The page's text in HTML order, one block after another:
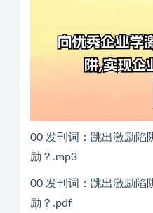
00 发刊词：跳出激励陷
励？.mp3
00 发刊词：跳出激励陷
励？.pdf